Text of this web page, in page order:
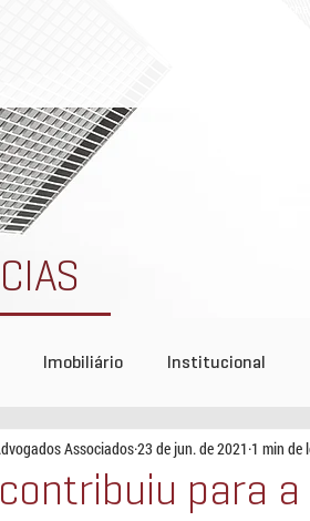
Imobiliário Institucional
Eventos
para
Associados23 de jun. de 2021 1 min de